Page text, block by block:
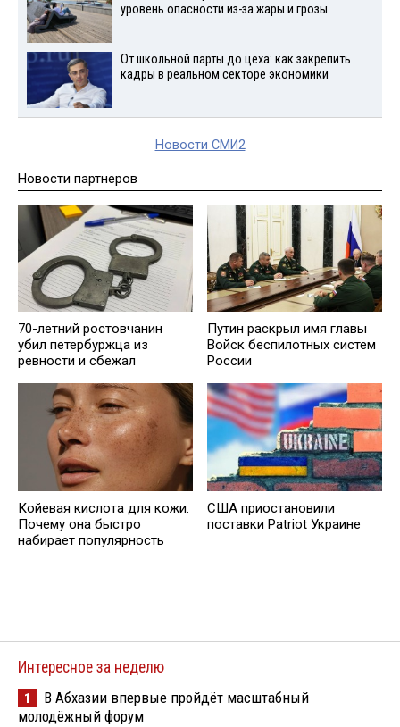
уровень опасности из-за жары и грозы
От школьной парты до цеха: как закрепить
кадры в реальном секторе экономики
Новости СМИ2
Новости партнеров
70-летний ростовчанин
убил петербуржца из
ревности и сбежал
Путин раскрыл имя главы
Войск беспилотных систем
России
Койевая кислота для кожи.
Почему она быстро
набирает популярность
США приостановили
поставки Patriot Украине
Интересное за неделю
1
В Абхазии впервые пройдёт масштабный
молодёжный форум